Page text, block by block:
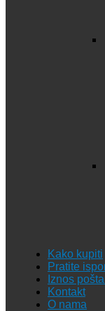
Kako kupiti
Pratite
Iznos
Kontakt
O nama